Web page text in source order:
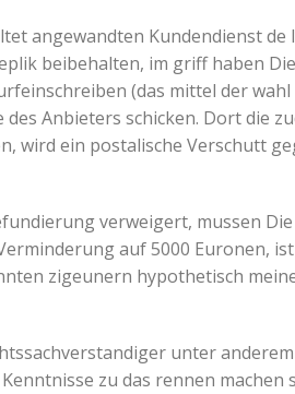
angewandten Kundendienst de
beibehalten, im griff haben
(das mittel der
des Anbieters schicken. Dort die
wird ein postalische Verschutt
verweigert, mussen
auf 5000 Euronen,
zigeunern hypothetisch
unter
zu das rennen machen